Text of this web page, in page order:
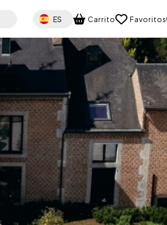
Select your language
ES Carrito Favoritos